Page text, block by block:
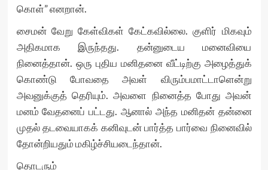
கொள்” எனறான்.
சைமன் வேறு கேள்விகள் கேட்கவில்லை. குளிர் மிகவும்
அதிகமாக இருந்தது. தன்னுடைய மனைவியை
நினைத்தான். ஒரு புதிய மனிதனை வீட்டிற்கு அழைத்துக்
கொண்டு போவதை அவள் விரும்பமாட்டாளென்று
அவனுக்குத் தெரியும். அவளை நினைத்த போது அவன்
மனம் வேதனைப் பட்டது. ஆனால் அந்த மனிதன் தன்னை
முதல் தடவையாகக் கனிவுடன் பார்த்த பார்வை நினைவில்
தோன்றியதும் மகிழ்ச்சியடைந்தான்.
தொடரும்